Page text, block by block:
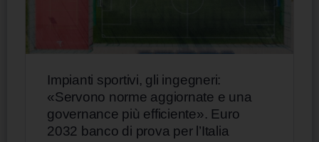
Impianti sportivi, gli ingegneri:
«Servono norme aggiornate e una
governance più efficiente». Euro
2032 banco di prova per l’Italia